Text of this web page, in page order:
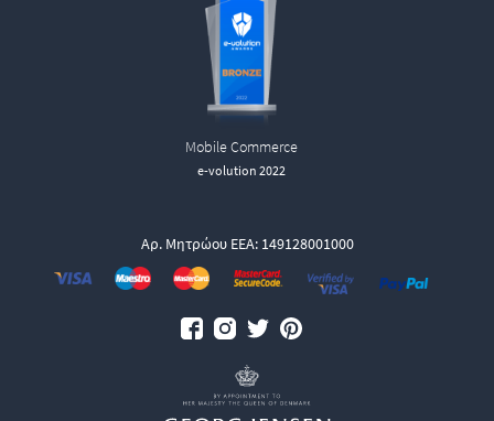
Mobile Commerce
e-volution 2022
Αρ. Μητρώου ΕΕΑ: 149128001000